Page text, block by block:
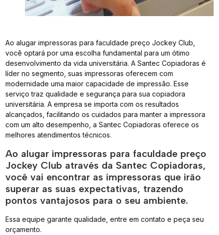
Ao alugar impressoras para faculdade preço Jockey Club,
você optará por uma escolha fundamental para um ótimo
desenvolvimento da vida universitária. A Santec Copiadoras é
líder no segmento, suas impressoras oferecem com
modernidade uma maior capacidade de impressão. Esse
serviço traz qualidade e segurança para sua copiadora
universitária. A empresa se importa com os resultados
alcançados, facilitando os cuidados para manter a impressora
com um alto desempenho, a Santec Copiadoras oferece os
melhores atendimentos técnicos.
Ao alugar impressoras para faculdade preço
Jockey Club através da Santec Copiadoras,
você vai encontrar as impressoras que irão
superar as suas expectativas, trazendo
pontos vantajosos para o seu ambiente.
Essa equipe garante qualidade, entre em contato e peça seu
orçamento.